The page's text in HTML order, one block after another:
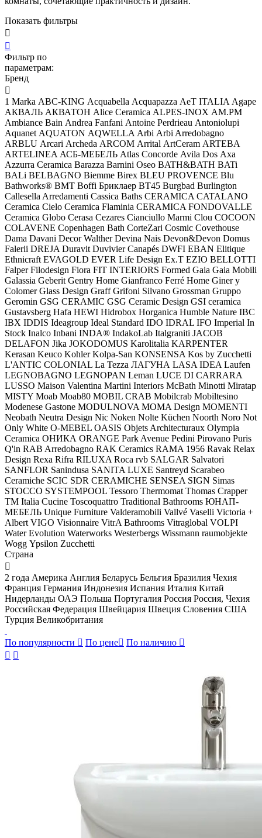
Показать фильтры


Фильтр по
параметрам:
Бренд

1 Marka ABC-KING Acquabella Acquapazza AeT ITALIA Agape
АКВАЛЬ АКВАТОН Alice Ceramica ALPES-INOX AM.PM
Ambiance Bain Andrea Fanfani Antoine Perdrieau Antoniolupi
Aquanet AQUATON AQWELLA Arbi Arbi Arredobagno
ARBLU Arcari Archeda ARCOM Arrital ArtCeram ARTEBA
ARTELINEA АСБ-МЕБЕЛЬ Atlas Concorde Avila Dos Axa
Azzurra Ceramica Barazza Barnini Oseo BATH&BATH BATi
BALi BELBAGNO Biemme Birex BLEU PROVENCE Blu
Bathworks® BMT Boffi Бриклаер BT45 Burgbad Burlington
Callesella Arredamenti Cassica Baths CERAMICA CATALANO
Ceramica Cielo Ceramica Flaminia CERAMICA FONDOVALLE
Ceramica Globo Cerasa Cezares Cianciullo Marmi Clou COCOON
COLAVENE Copenhagen Bath CorteZari Cosmic Covethouse
Dama Davani Decor Walther Devina Nais Devon&Devon Domus
Falerii DREJA Duravit Duvivier Canapés DWFI EBAN Elitique
Ethnicraft EVAGOLD EVER Life Design Ex.T EZIO BELLOTTI
Falper Filodesign Fiora FIT INTERIORS Formed Gaia Gaia Mobili
Galassia Geberit Gentry Home Gianfranco Ferré Home Giner y
Colomer Glass Design Graff Grifoni Silvano Grossman Gruppo
Geromin GSG CERAMIC GSG Ceramic Design GSI ceramica
Gustavsberg Hafa HEWI Hidrobox Horganica Humble Nature IBC
IBX IDDIS Ideagroup Ideal Standard IDO IDRAL IFO Imperial In
Stock Inalco Inbani INDA® IndakoLab Italgraniti JACOB
DELAFON Jika JOKODOMUS Karolitalia KARPENTER
Kerasan Keuco Kohler Kolpa-San KONSENSA Kos by Zucchetti
L'ANTIC COLONIAL La Tezza ЛАГУНА LASA IDEA Laufen
LEGNOBAGNO LEGNOPAN Leman LUCE DI CARRARA
LUSSO Maison Valentina Martini Interiors McBath Minotti Miratap
MISTY Moab Moab80 MOBIL CRAB Mobilcrab Mobiltesino
Modenese Gastone MODULNOVA MOMA Design MOMENTI
Neobath Neutra Design Nic Noken Nolte Küchen Noorth Noro Not
Only White O-MEBEL OASIS Objets Architecturaux Olympia
Ceramica ОНИКА ORANGE Park Avenue Pedini Pirovano Puris
Q'in RAB Arredobagno RAK Ceramics RAMA 1956 Ravak Relax
Design Rexa Rifra RILUXA Roca rvb SALGAR Salvatori
SANFLOR Sanindusa SANITA LUXE Santreyd Scarabeo
Ceramiche SCIC SDR CERAMICHE SENSEA SIGN Simas
STOCCO SYSTEMPOOL Tessoro Thermomat Thomas Crapper
TM Italia Cucine Toscoquattro Traditional Bathrooms ЮНАП-
МЕБЕЛЬ Unique Furniture Valderamobili Vallvé Vaselli Victoria +
Albert VIGO Visionnaire VitrA Bathrooms Vitraglobal VOLPI
Water Evolution Waterworks Westerbergs Wissmann raumobjekte
Wogg Ypsilon Zucchetti
Страна

2 года Америка Англия Беларусь Бельгия Бразилия Чехия
Франция Германия Индонезия Испания Италия Китай
Нидерланды ОАЭ Польша Португалия Россия Россия, Чехия
Российская Федерация Швейцария Швеция Словения США
Турция Великобритания
По популярности  По цене По наличию 
 